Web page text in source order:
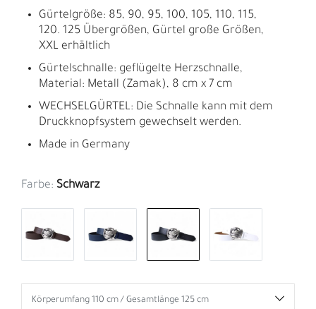
Gürtelgröße: 85, 90, 95, 100, 105, 110, 115,
120. 125 Übergrößen, Gürtel große Größen,
XXL erhältlich
Gürtelschnalle: geflügelte Herzschnalle,
Material: Metall (Zamak), 8 cm x 7 cm
WECHSELGÜRTEL: Die Schnalle kann mit dem
Druckknopfsystem gewechselt werden.
Made in Germany
Farbe: Schwarz